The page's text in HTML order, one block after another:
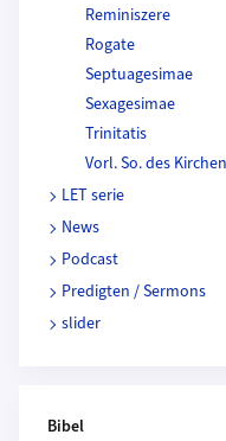
Reminiszere
Rogate
Septuagesimae
Sexagesimae
Trinitatis
Vorl. So. des
LET serie
News
Podcast
Predigten / Sermons
slider
Bibel